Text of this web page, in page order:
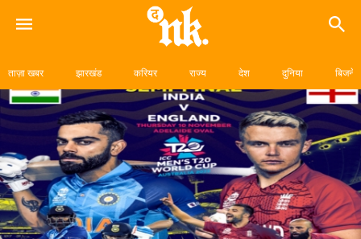
ताज़ा खबर झारखंड करियर राज्य देश दुनिया बिजनेस